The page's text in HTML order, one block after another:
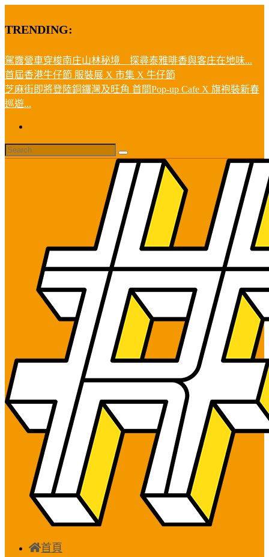
TRENDING:
駕露營車穿梭南庄山林秘境 探尋泰雅啡香與客庄在地味...
首屆香港牛仔節 服裝展 X 市集 X 牛仔節
芝麻街即將登陸銅鑼灣及旺角 首間Pop-up Cafe X 旗袍裝新春
巡遊...
首頁